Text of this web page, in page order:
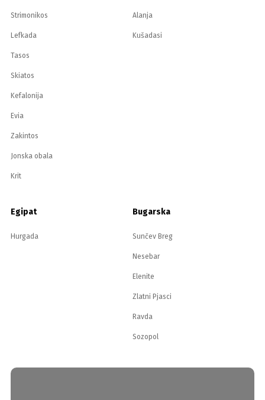
Strimonikos
Lefkada
Tasos
Skiatos
Kefalonija
Evia
Zakintos
Jonska obala
Krit
Alanja
Kušadasi
Egipat
Hurgada
Bugarska
Sunčev Breg
Nesebar
Elenite
Zlatni Pjasci
Ravda
Sozopol